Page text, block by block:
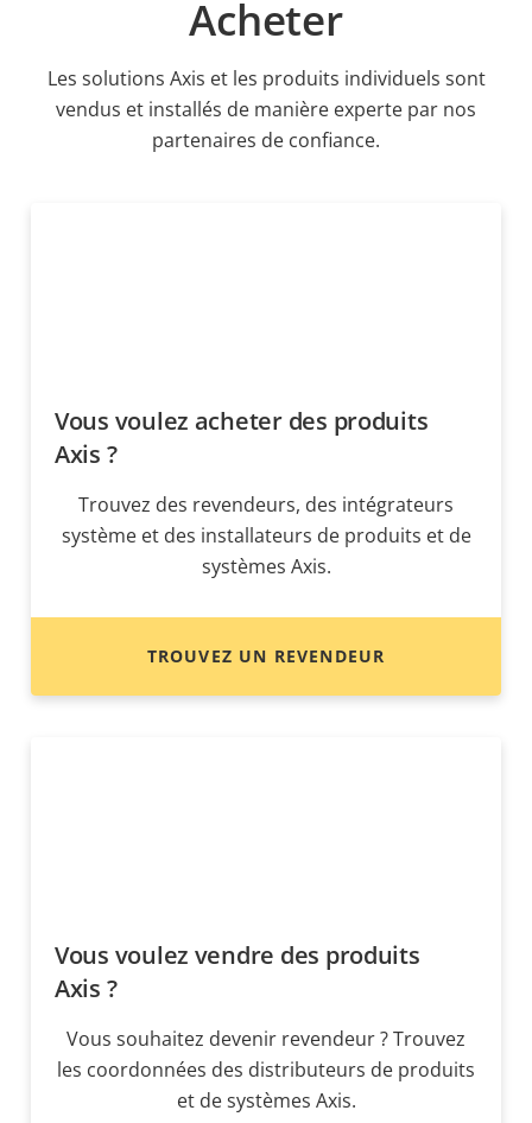
Acheter
Les solutions Axis et les produits individuels sont
vendus et installés de manière experte par nos
partenaires de confiance.
Vous voulez acheter des produits
Axis ?
Trouvez des revendeurs, des intégrateurs
système et des installateurs de produits et de
systèmes Axis.
TROUVEZ UN REVENDEUR
Vous voulez vendre des produits
Axis ?
Vous souhaitez devenir revendeur ? Trouvez
les coordonnées des distributeurs de produits
et de systèmes Axis.